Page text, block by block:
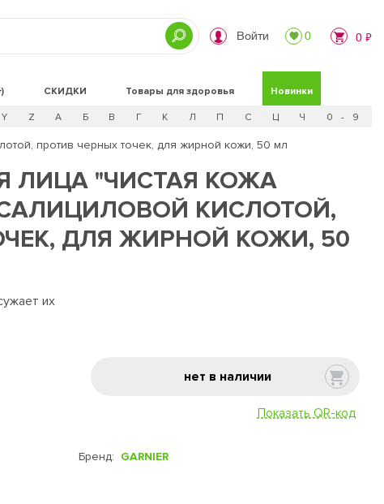
Войти 0 0 ₽
СКИДКИ Новинки
Товары для здоровья
Y Z А Б В Г К Л П С Ц Ч 0 - 9
против черных точек, для жирной кожи, 50 мл
ЛИЦА "ЧИСТАЯ КОЖА
КИСЛОТОЙ,
ДЛЯ ЖИРНОЙ КОЖИ, 50
их
нет в наличии
Показать QR-код
Бренд: GARNIER